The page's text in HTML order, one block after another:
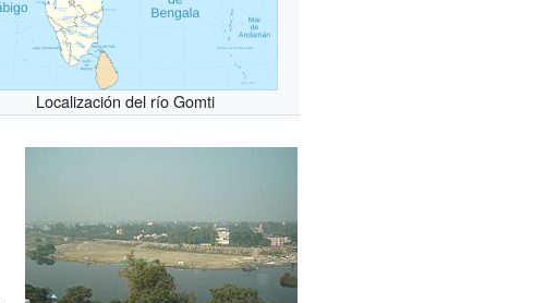
Localización del río Gomti